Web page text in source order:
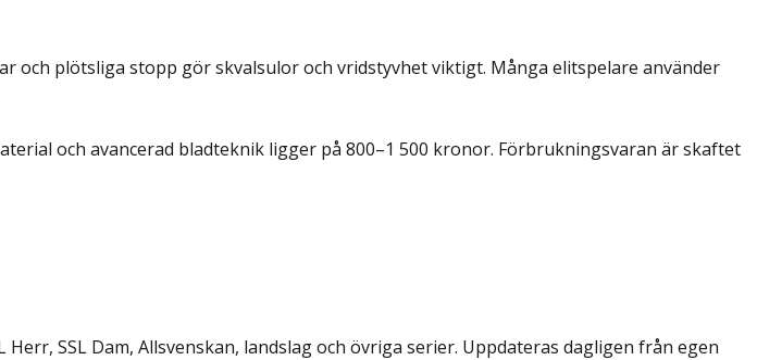
och plötsliga stopp gör skvalsulor och vridstyvhet viktigt. Många elitspelare använder
och avancerad bladteknik ligger på 800–1 500 kronor. Förbrukningsvaran är skaftet
SSL Dam, Allsvenskan, landslag och övriga serier. Uppdateras dagligen från egen